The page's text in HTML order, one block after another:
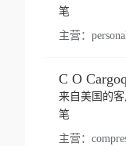
笔
主营：
C O
来自美国的
笔
主营：